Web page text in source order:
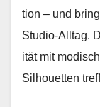
tion – und
Stu­dio-All­t­ag.
ität mit
Sil­hou­et­ten